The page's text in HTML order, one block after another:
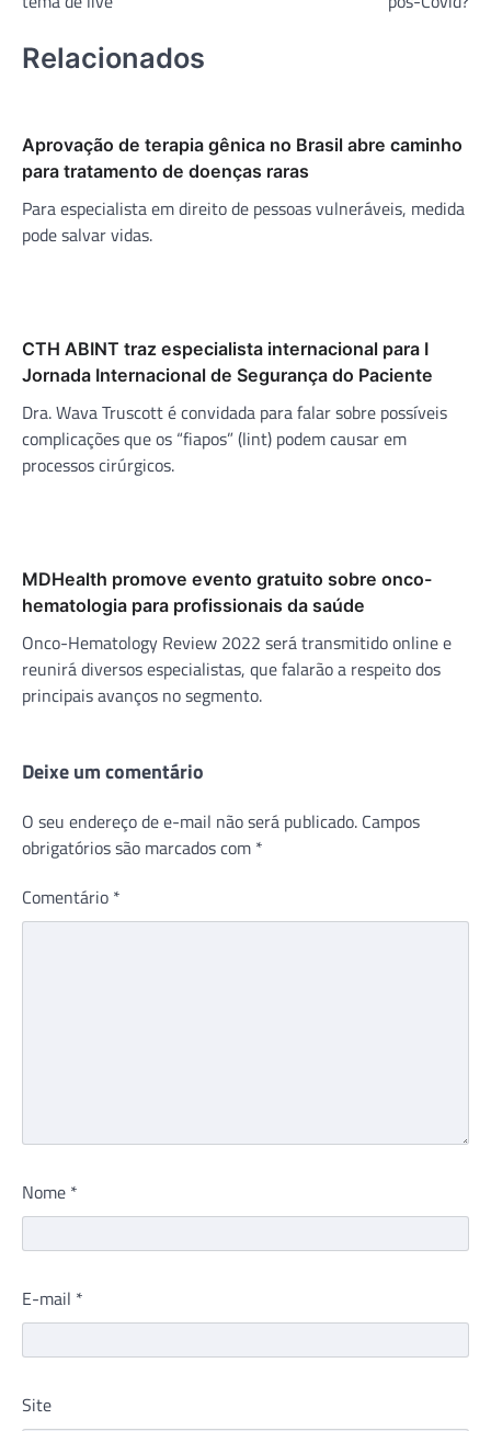
Relacionados
Aprovação de terapia gênica no Brasil abre caminho
para tratamento de doenças raras
Para especialista em direito de pessoas vulneráveis, medida
pode salvar vidas.
CTH ABINT traz especialista internacional para I
Jornada Internacional de Segurança do Paciente
Dra. Wava Truscott é convidada para falar sobre possíveis
complicações que os “fiapos” (lint) podem causar em
processos cirúrgicos.
MDHealth promove evento gratuito sobre onco-
hematologia para profissionais da saúde
Onco-Hematology Review 2022 será transmitido online e
reunirá diversos especialistas, que falarão a respeito dos
principais avanços no segmento.
Deixe um comentário
O seu endereço de e-mail não será publicado. Campos
obrigatórios são marcados com *
Comentário *
Nome *
E-mail *
Site